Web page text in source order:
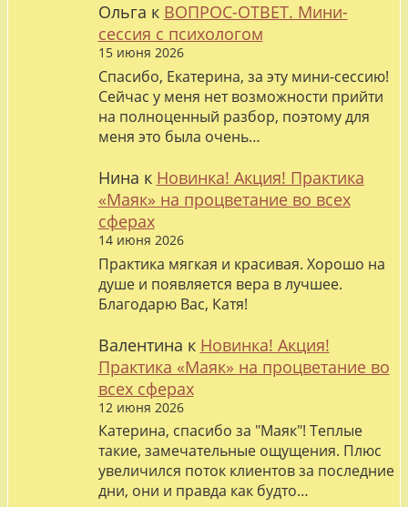
Ольга к ВОПРОС-ОТВЕТ. Мини-
сессия с психологом
15 июня 2026
Спасибо, Екатерина, за эту мини-сессию!
Сейчас у меня нет возможности прийти
на полноценный разбор, поэтому для
меня это была очень…
Нина к Новинка! Акция! Практика
«Маяк» на процветание во всех
сферах
14 июня 2026
Практика мягкая и красивая. Хорошо на
душе и появляется вера в лучшее.
Благодарю Вас, Катя!
Валентина к Новинка! Акция!
Практика «Маяк» на процветание во
всех сферах
12 июня 2026
Катерина, спасибо за "Маяк"! Теплые
такие, замечательные ощущения. Плюс
увеличился поток клиентов за последние
дни, они и правда как будто…